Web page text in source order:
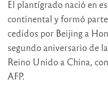
El plantígrado nació en
continental y formó
cedidos por Beijing a
segundo aniversario de
Reino Unido a China,
AFP.